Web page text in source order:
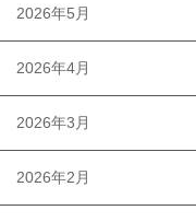
2026年5月
2026年4月
2026年3月
2026年2月